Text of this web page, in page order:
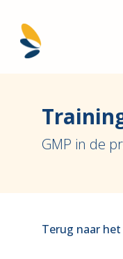
GMP in de
Terug naar